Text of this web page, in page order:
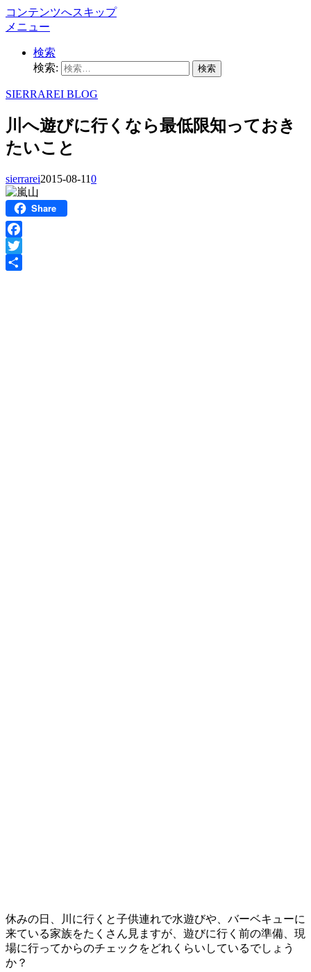
コンテンツへスキップ
メニュー
検索
検索:
SIERRAREI BLOG
川へ遊びに行くなら最低限知っておき
たいこと
sierrarei2015-08-110
Share
Facebook
Twitter
休みの日、川に行くと子供連れで水遊びや、バーベキューに
来ている家族をたくさん見ますが、遊びに行く前の準備、現
場に行ってからのチェックをどれくらいしているでしょう
か？